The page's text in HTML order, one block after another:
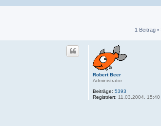
1 Beitrag •
Robert Beer
Administrator
Beiträge: 5393
Registriert: 11.03.2004, 15:40